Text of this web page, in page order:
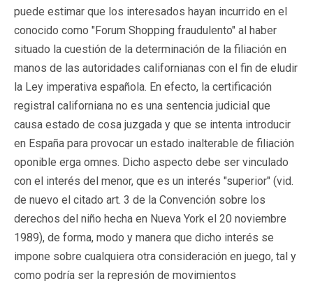
puede estimar que los interesados hayan incurrido en el
conocido como "Forum Shopping fraudulento" al haber
situado la cuestión de la determinación de la filiación en
manos de las autoridades californianas con el fin de eludir
la Ley imperativa española. En efecto, la certificación
registral californiana no es una sentencia judicial que
causa estado de cosa juzgada y que se intenta introducir
en España para provocar un estado inalterable de filiación
oponible erga omnes. Dicho aspecto debe ser vinculado
con el interés del menor, que es un interés "superior" (vid.
de nuevo el citado art. 3 de la Convención sobre los
derechos del niño hecha en Nueva York el 20 noviembre
1989), de forma, modo y manera que dicho interés se
impone sobre cualquiera otra consideración en juego, tal y
como podría ser la represión de movimientos